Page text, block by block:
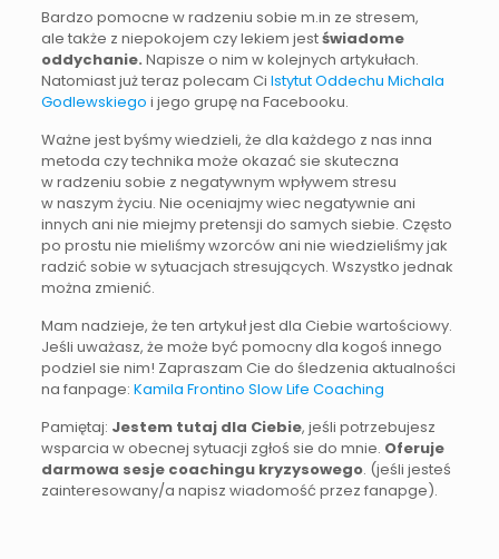
Bardzo pomocne w radzeniu sobie m.in ze stresem,
ale także z niepokojem czy lekiem jestświadome
oddychanie. Napisze o nim w kolejnych artykułach.
Natomiast już teraz polecam Ci Istytut Oddechu Michala
Godlewskiego i jego grupę na Facebooku.
Ważne jest byśmy wiedzieli, że dla każdego z nas inna
metoda czy technika może okazać sie skuteczna
w radzeniu sobie z negatywnym wpływem stresu
w naszym życiu. Nie oceniajmy wiec negatywnie ani
innych ani nie miejmy pretensji do samych siebie. Często
po prostu nie mieliśmy wzorców ani nie wiedzieliśmy jak
radzić sobie w sytuacjach stresujących. Wszystko jednak
można zmienić.
Mam nadzieje, że ten artykuł jest dla Ciebie wartościowy.
Jeśli uważasz, że może być pomocny dla kogoś innego
podziel sie nim! Zapraszam Cie do śledzenia aktualności
na fanpage: Kamila Frontino Slow Life Coaching
Pamiętaj: Jestem tutaj dla Ciebie, jeśli potrzebujesz
wsparcia w obecnej sytuacji zgłoś sie do mnie. Oferuje
darmowa sesje coachingu kryzysowego. (jeśli jesteś
zainteresowany/a napisz wiadomość przez fanapge).